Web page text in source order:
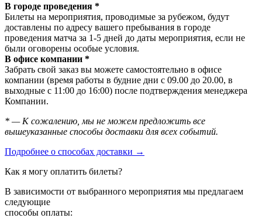
В городе проведения *
Билеты на мероприятия, проводимые за рубежом, будут
доставлены по адресу вашего пребывания в городе
проведения матча за 1-5 дней до даты мероприятия, если не
были оговорены особые условия.
В офисе компании *
Забрать свой заказ вы можете самостоятельно в офисе
компании (время работы в будние дни с 09.00 до 20.00, в
выходные с 11:00 до 16:00) после подтверждения менеджера
Компании.
* — К сожалению, мы не можем предложить все
вышеуказанные способы доставки для всех событий.
Подробнее о способах доставки →
Как я могу оплатить билеты?
В зависимости от выбранного мероприятия мы предлагаем
следующие
способы оплаты: